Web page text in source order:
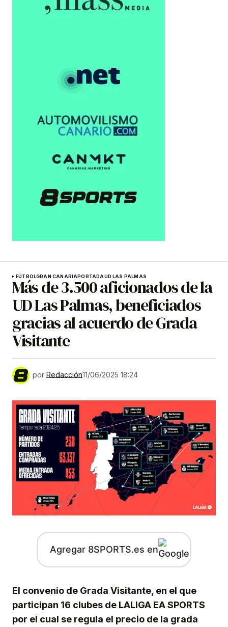
FÚTBOLGRAN CANARIAPORTADAUD LAS PALMAS
Más de 3.500 aficionados de la
UD Las Palmas, beneficiados
gracias al acuerdo de Grada
Visitante
por Redacción11/06/2025 18:24
Agregar 8SPORTS.es en
El convenio de Grada Visitante, en el que
participan 16 clubes de LALIGA EA SPORTS
por el cual se regula el precio de la grada